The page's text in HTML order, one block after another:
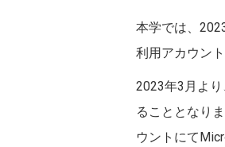
本学では、
利用アカウン
2023年3月よ
ることとなり
ウントにて